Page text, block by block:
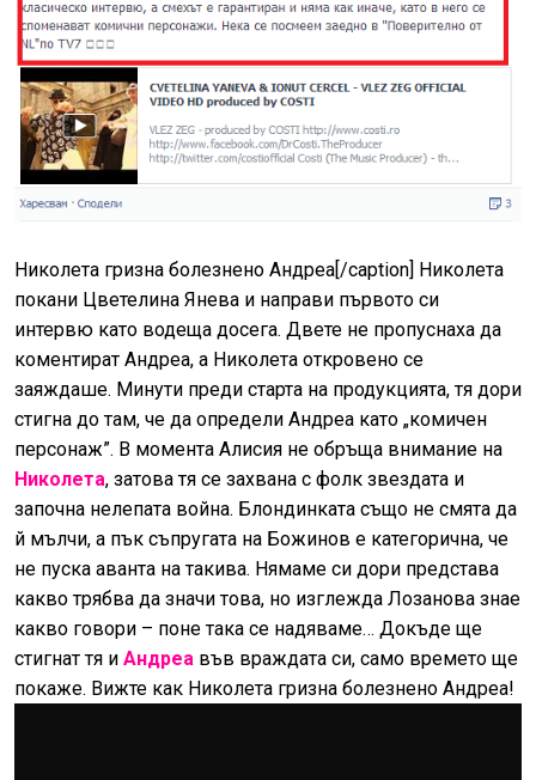
Николета гризна болезнено Андреа[/caption] Николета
покани Цветелина Янева и направи първото си
интервю като водеща досега. Двете не пропуснаха да
коментират Андреа, а Николета откровено се
заяждаше. Минути преди старта на продукцията, тя дори
стигна до там, че да определи Андреа като „комичен
персонаж”. В момента Алисия не обръща внимание на
Николета, затова тя се захвана с фолк звездата и
започна нелепата война. Блондинката също не смята да
й мълчи, а пък съпругата на Божинов е категорична, че
не пуска аванта на такива. Нямаме си дори представа
какво трябва да значи това, но изглежда Лозанова знае
какво говори – поне така се надяваме… Докъде ще
стигнат тя и Андреа във враждата си, само времето ще
покаже. Вижте как Николета гризна болезнено Андреа!